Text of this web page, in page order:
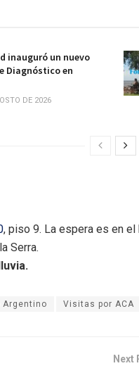
inauguró un nuevo
Diagnóstico en
DE 2026
, piso 9. La espera es en el
Serra.
Argentino Visitas por ACA
Next